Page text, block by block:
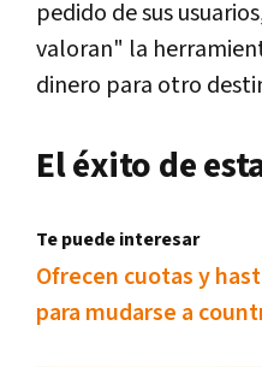
pedido de sus
valoran" la
dinero para otro
El éxito de
Te puede interesar
Ofrecen cuotas y
para mudarse a